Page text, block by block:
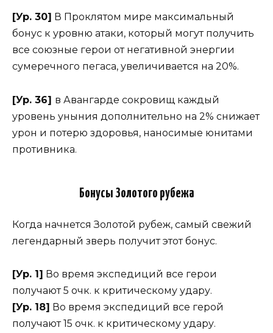
[Ур. 30] В Проклятом мире максимальный
бонус к уровню атаки, который могут получить
все союзные герои от негативной энергии
сумеречного пегаса, увеличивается на 20%.
[Ур. 36] в Авангарде сокровищ каждый
уровень уныния дополнительно на 2% снижает
урон и потерю здоровья, наносимые юнитами
противника.
Бонусы Золотого рубежа
Когда начнется Золотой рубеж, самый свежий
легендарный зверь получит этот бонус.
[Ур. 1] Во время экспедиций все герои
получают 5 очк. к критическому удару.
[Ур. 18] Во время экспедиций все герой
получают 15 очк. к критическому удару.